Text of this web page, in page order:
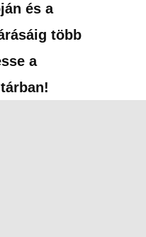
és a
több
a